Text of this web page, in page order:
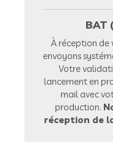
BAT
À réception de
envoyons
Votre
lancement en
mail avec
production.
réception de